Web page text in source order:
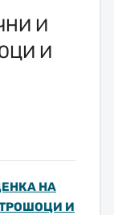
И
И
НА
И